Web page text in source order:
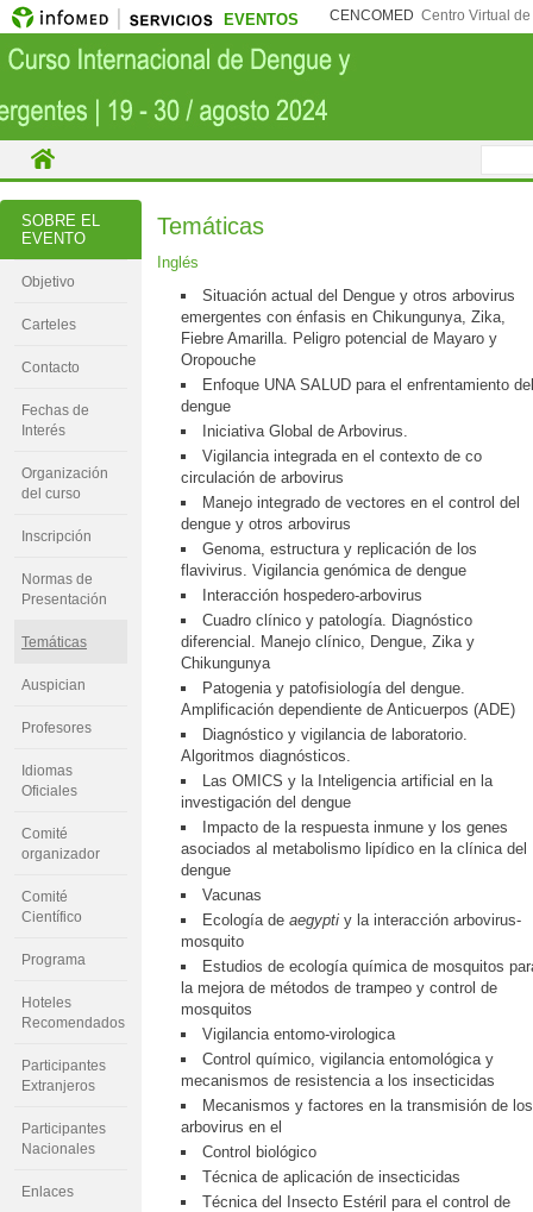
EVENTOS CENCOMED Centro Virtual
Temáticas
Inglés
Situación actual del Dengue y otros arbovirus
emergentes con énfasis en Chikungunya, Zika,
Fiebre Amarilla. Peligro potencial de Mayaro y
Oropouche
Enfoque UNA SALUD para el enfrentamiento
dengue
Iniciativa Global de Arbovirus.
Vigilancia integrada en el contexto de co
circulación de arbovirus
Manejo integrado de vectores en el control del
dengue y otros arbovirus
Genoma, estructura y replicación de los
flavivirus. Vigilancia genómica de dengue
Interacción hospedero-arbovirus
Cuadro clínico y patología. Diagnóstico
diferencial. Manejo clínico, Dengue, Zika y
Chikungunya
Patogenia y patofisiología del dengue.
Amplificación dependiente de Anticuerpos (ADE)
Diagnóstico y vigilancia de laboratorio.
Algoritmos diagnósticos.
Las OMICS y la Inteligencia artificial en la
investigación del dengue
Impacto de la respuesta inmune y los genes
asociados al metabolismo lipídico en la clínica del
dengue
Vacunas
Ecología deaegyptiy la interacción arbovirus-
mosquito
Estudios de ecología química de mosquitos
la mejora de métodos de trampeo y control de
mosquitos
Vigilancia entomo-virologica
Control químico, vigilancia entomológica y
mecanismos de resistencia a los insecticidas
Mecanismos y factores en la transmisión de los
arbovirus en el
Control biológico
Técnica de aplicación de insecticidas
Técnica del Insecto Estéril para el control de
SOBRE EL
EVENTO
Objetivo
Carteles
Contacto
Fechas de
Interés
Organización
del curso
Inscripción
Normas de
Presentación
Temáticas
Auspician
Profesores
Idiomas
Oficiales
Comité
organizador
Comité
Científico
Programa
Hoteles
Recomendados
Participantes
Extranjeros
Participantes
Nacionales
Enlaces